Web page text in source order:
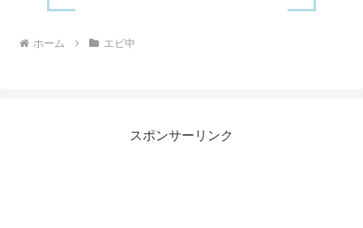
ホーム エビ中
スポンサーリンク